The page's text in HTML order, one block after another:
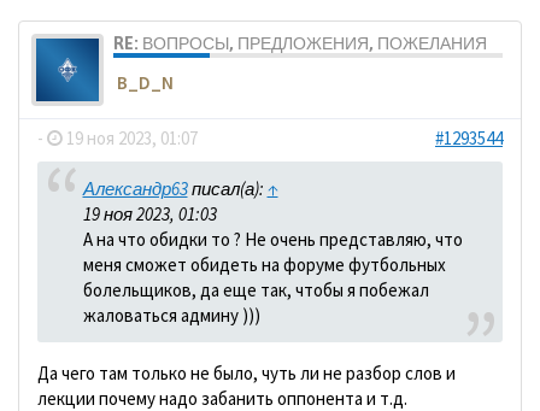
RE: ВОПРОСЫ, ПРЕДЛОЖЕНИЯ, ПОЖЕЛАНИЯ
B_D_N
- 19 ноя 2023, 01:07 #1293544
Александр63писал(а): ↑
19 ноя 2023, 01:03
А на что обидки то ? Не очень представляю, что
меня сможет обидеть на форуме футбольных
болельщиков, да еще так, чтобы я побежал
жаловаться админу )))
Да чего там только не было, чуть ли не разбор слов и
лекции почему надо забанить оппонента и т.д.